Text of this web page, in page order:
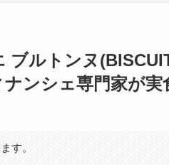
ブルトンヌ
ンシェ専門家が実
す。